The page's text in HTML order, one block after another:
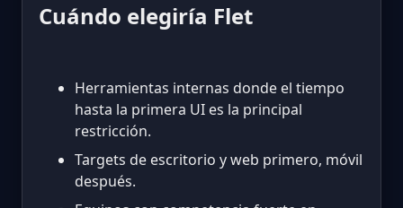
Cuándo elegiría Flet
Herramientas internas donde el tiempo
hasta la primera UI es la principal
restricción.
Targets de escritorio y web primero, móvil
después.